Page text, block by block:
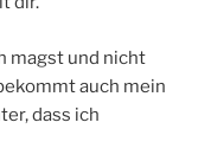
magst und nicht
auch mein
dass ich